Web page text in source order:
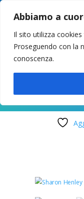
Abbiamo a
Il sito utilizza
Proseguendo con la
conoscenza.
049